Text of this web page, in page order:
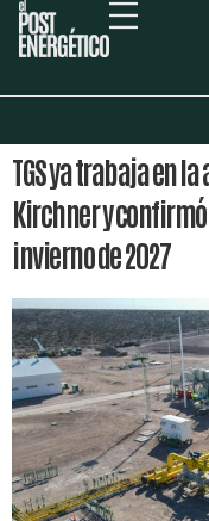
TGS ya trabaja en
Kirchner y
invierno de 2027